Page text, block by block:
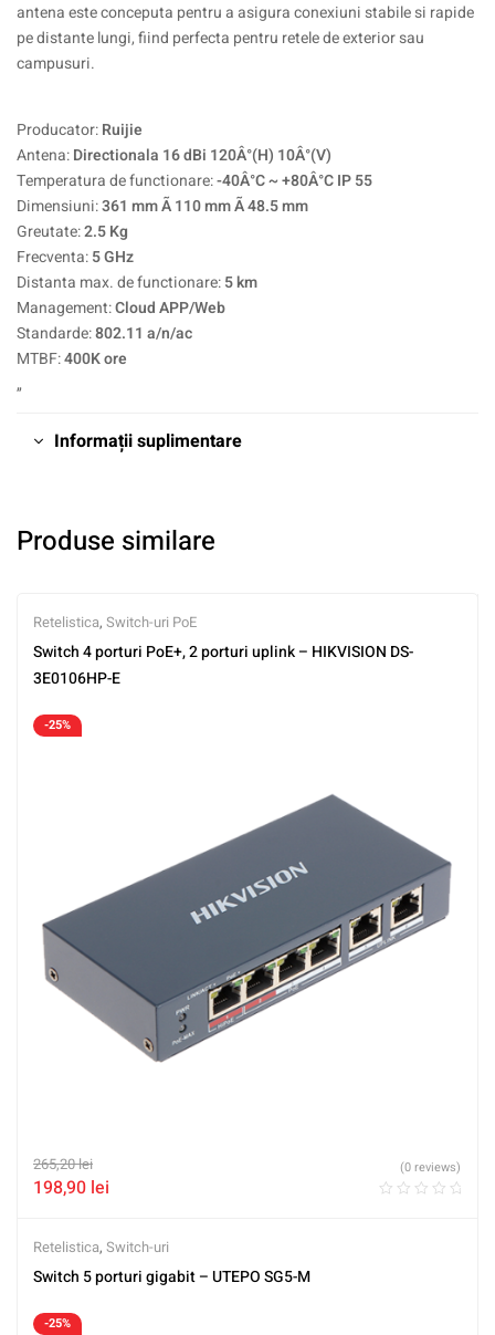
antena este conceputa pentru a asigura conexiuni stabile si rapide
pe distante lungi, fiind perfecta pentru retele de exterior sau
campusuri.
Producator:Ruijie
Antena:Directionala 16 dBi 120Â°(H) 10Â°(V)
Temperatura de functionare:-40Â°C ~ +80Â°C IP 55
Dimensiuni:361 mm Ã 110 mm Ã 48.5 mm
Greutate:2.5 Kg
Frecventa:5 GHz
Distanta max. de functionare:5 km
Management:Cloud APP/Web
Standarde:802.11 a/n/ac
MTBF:400K ore
„
Informații suplimentare
Produse similare
Retelistica, Switch-uri PoE
Switch 4 porturi PoE+, 2 porturi uplink – HIKVISION DS-
3E0106HP-E
-25%
265,20lei
198,90 lei
(0 reviews)
Retelistica, Switch-uri
Switch 5 porturi gigabit – UTEPO SG5-M
-25%